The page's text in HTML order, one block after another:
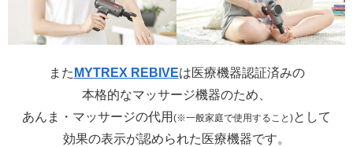
また MYTREX REBIVEは医療機器認証済みの
本格的なマッサージ機器のため、
あんま・マッサージの代用 (※一般家庭で使用すること)として
効果の表示が認められた医療機器です。